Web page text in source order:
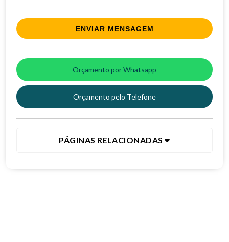
Orçamento por Whatsapp
Orçamento pelo Telefone
PÁGINAS RELACIONADAS